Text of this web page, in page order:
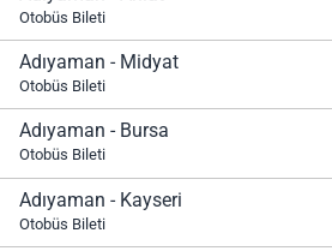
Otobüs Bileti
Adıyaman - Midyat
Otobüs Bileti
Adıyaman - Bursa
Otobüs Bileti
Adıyaman - Kayseri
Otobüs Bileti